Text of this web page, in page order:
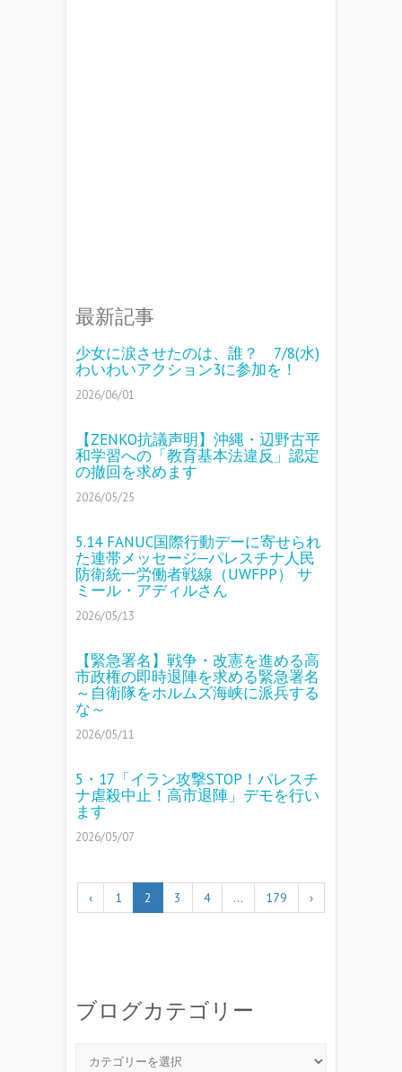
最新記事
少女に涙させたのは、誰？ 7/8(水)
わいわいアクション3に参加を！
2026/06/01
【ZENKO抗議声明】沖縄・辺野古平
和学習への「教育基本法違反」認定
の撤回を求めます
2026/05/25
5.14 FANUC国際行動デーに寄せられ
た連帯メッセージ─パレスチナ人民
防衛統一労働者戦線（UWFPP） サ
ミール・アディルさん
2026/05/13
【緊急署名】戦争・改憲を進める高
市政権の即時退陣を求める緊急署名
～自衛隊をホルムズ海峡に派兵する
な～
2026/05/11
5・17「イラン攻撃STOP！パレスチ
ナ虐殺中止！高市退陣」デモを行い
ます
2026/05/07
‹ 1 2 3 4 … 179 ›
ブログカテゴリー